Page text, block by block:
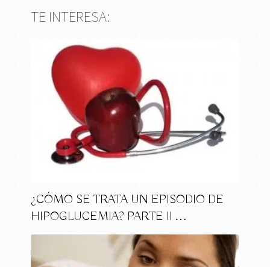
TE INTERESA:
¿CÓMO SE TRATA UN EPISODIO DE
HIPOGLUCEMIA? PARTE II …